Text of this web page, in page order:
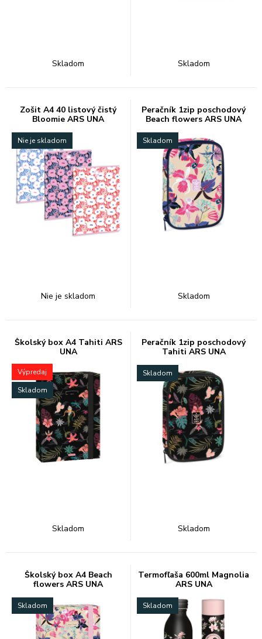
Skladom Skladom
Zošit A4 40 listový čistý
Bloomie ARS UNA
Nie je skladom
Nie je skladom
Peračník 1zip poschodový
Beach flowers ARS UNA
Skladom
Skladom
Školský box A4 Tahiti ARS
UNA
Výpredaj
Skladom
Skladom
Peračník 1zip poschodový
Tahiti ARS UNA
Skladom
Skladom
Školský box A4 Beach
flowers ARS UNA
Skladom
Termofľaša 600ml Magnolia
ARS UNA
Skladom